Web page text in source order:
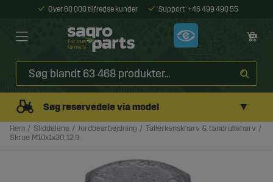
Over 60 000 tilfredse kunder Support +46 499 490 55
Søg reservedele via model ▼
Hem Sliddelene Jordbearbejdning
Tallerkenskharv & tandrulleharv
Skrue M10x1x30, 12.9